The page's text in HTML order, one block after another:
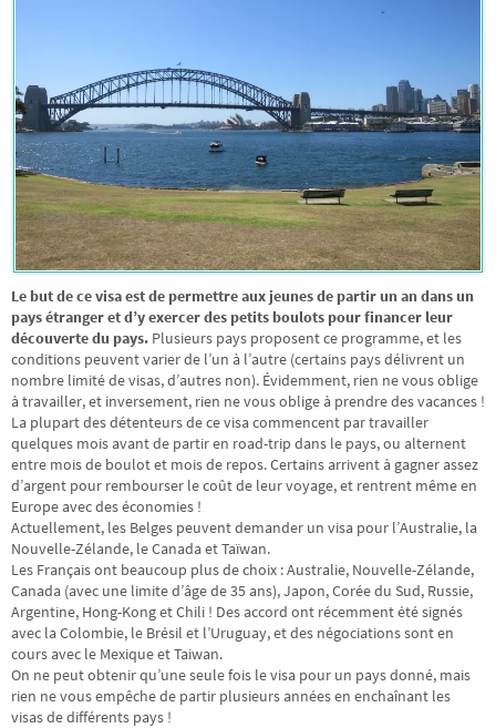
Le but de ce visa est de permettre aux jeunes de partir un an dans un
pays étranger et d’y exercer des petits boulots pour financer leur
découverte du pays. Plusieurs pays proposent ce programme, et les
conditions peuvent varier de l’un à l’autre (certains pays délivrent un
nombre limité de visas, d’autres non). Évidemment, rien ne vous oblige
à travailler, et inversement, rien ne vous oblige à prendre des vacances !
La plupart des détenteurs de ce visa commencent par travailler
quelques mois avant de partir en road-trip dans le pays, ou alternent
entre mois de boulot et mois de repos. Certains arrivent à gagner assez
d’argent pour rembourser le coût de leur voyage, et rentrent même en
Europe avec des économies !
Actuellement, les Belges peuvent demander un visa pour l’Australie, la
Nouvelle-Zélande, le Canada et Taïwan.
Les Français ont beaucoup plus de choix : Australie, Nouvelle-Zélande,
Canada (avec une limite d’âge de 35 ans), Japon, Corée du Sud, Russie,
Argentine, Hong-Kong et Chili ! Des accord ont récemment été signés
avec la Colombie, le Brésil et l’Uruguay, et des négociations sont en
cours avec le Mexique et Taiwan.
On ne peut obtenir qu’une seule fois le visa pour un pays donné, mais
rien ne vous empêche de partir plusieurs années en enchaînant les
visas de différents pays !